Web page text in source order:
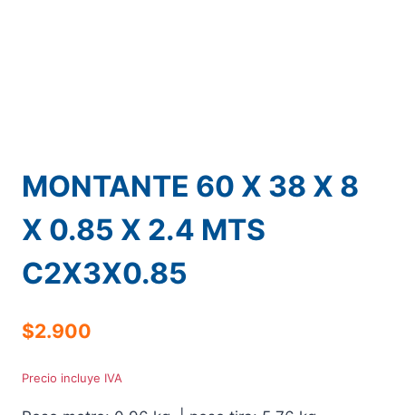
MONTANTE 60 X 38 X 8
X 0.85 X 2.4 MTS
C2X3X0.85
$2.900
Precio incluye IVA